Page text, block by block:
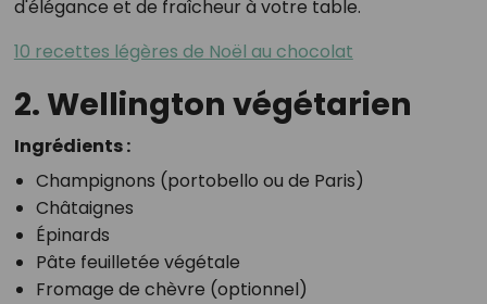
d'élégance et de fraîcheur à votre table.
10 recettes légères de Noël au chocolat
2. Wellington végétarien
Ingrédients :
Champignons (portobello ou de Paris)
Châtaignes
Épinards
Pâte feuilletée végétale
Fromage de chèvre (optionnel)